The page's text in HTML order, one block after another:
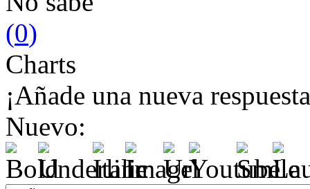
(0)
Charts
¡Añade una nueva
Nuevo: